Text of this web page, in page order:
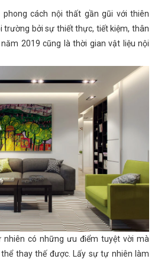
phong cách nội thất gần gũi với thiên
trường bởi sự thiết thực, tiết kiệm, thân
2019 cũng là thời gian vật liệu nội
có những ưu điểm tuyệt vời mà
thay thế được. Lấy sự tự nhiên làm